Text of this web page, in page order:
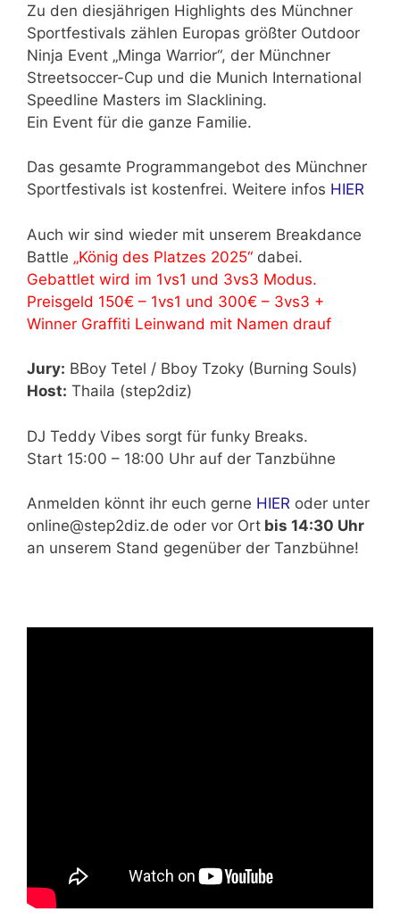
Zu den diesjährigen Highlights des Münchner
Sportfestivals zählen Europas größter Outdoor
Ninja Event „Minga Warrior“, der Münchner
Streetsoccer-Cup und die Munich International
Speedline Masters im Slacklining.
Ein Event für die ganze Familie.
Das gesamte Programmangebot des Münchner
Sportfestivals ist kostenfrei. Weitere infos HIER
Auch wir sind wieder mit unserem Breakdance
Battle „König des Platzes 2025“ dabei.
Gebattlet wird im 1vs1 und 3vs3 Modus.
Preisgeld 150€ – 1vs1 und 300€ – 3vs3 +
Winner Graffiti Leinwand mit Namen drauf
Jury: BBoy Tetel / Bboy Tzoky (Burning Souls)
Host: Thaila (step2diz)
DJ Teddy Vibes sorgt für funky Breaks.
Start 15:00 – 18:00 Uhr auf der Tanzbühne
Anmelden könnt ihr euch gerne HIER oder unter
online@step2diz.de oder vor Ort bis 14:30 Uhr
an unserem Stand gegenüber der Tanzbühne!